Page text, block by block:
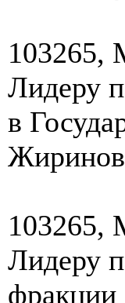
103265,
Лидеру
в
103265,
Лидеру
фракции